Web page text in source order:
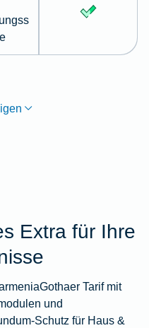
Extra für Ihre
Tarif mit
und
Schutz für Haus &